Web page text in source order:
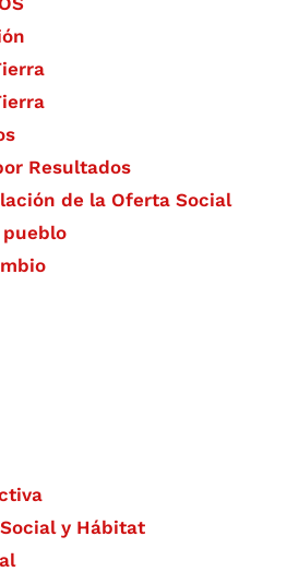
Resultados
de la Oferta Social
pueblo
y Hábitat